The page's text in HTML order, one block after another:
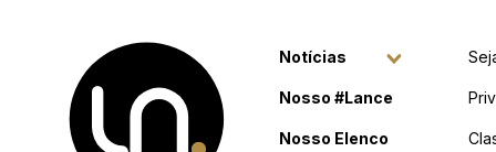
Notícias
Nosso #Lance
Nosso Elenco